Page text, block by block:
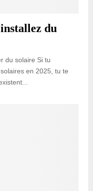
du
du solaire Si tu
en 2025, tu te